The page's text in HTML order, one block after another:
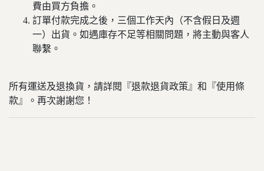
費由買方負擔。
訂單付款完成之後，三個工作天內（不含假日及週
一）出貨。如遇庫存不足等相關問題，將主動與客人
聯繫。
所有運送及退換貨，請詳閱『退款退貨政策』和『使用條
款』。再次謝謝您！